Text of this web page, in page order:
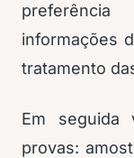
informações
tratamento
Em
provas: